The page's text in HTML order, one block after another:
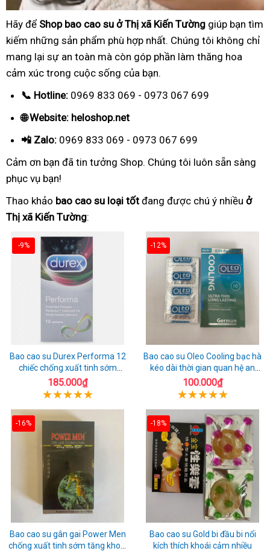
Hãy để Shop bao cao su ở Thị xã Kiến Tường giúp bạn tìm
kiếm những sản phẩm phù hợp nhất. Chúng tôi không chỉ
mang lại sự an toàn mà còn góp phần làm thăng hoa
cảm xúc trong cuộc sống của bạn.
📞 Hotline: 0969 833 069 - 0973 067 699
🌐 Website: heloshop.net
📲 Zalo: 0969 833 069 - 0973 067 699
Cảm ơn bạn đã tin tưởng Shop. Chúng tôi luôn sẵn sàng
phục vụ bạn!
Thao khảo bao cao su loại tốt đang được chú ý nhiều ở
Thị xã Kiến Tường:
-9%
Bao cao su Durex Performa 12
chiếc chống xuất tinh sớm
chuẩn Thái Lan
185.000₫
-12%
Bao cao su Oleo Cooling bạc hà
kéo dài thời gian quan hệ an
toàn
100.000₫
-16%
Bao cao su gân gai Power Men
chống xuất tinh sớm tăng khoái
-18%
Bao cao su Gold bi đầu bi nổi
kích thích khoái cảm nhiều